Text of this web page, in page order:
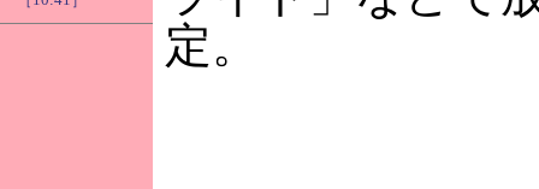
定。